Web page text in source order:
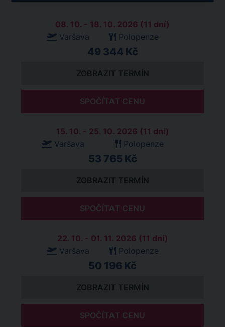
08. 10. - 18. 10. 2026 (11 dní)
Varšava
Polopenze
49 344 Kč
ZOBRAZIT TERMÍN
SPOČÍTAT CENU
15. 10. - 25. 10. 2026 (11 dní)
Varšava
Polopenze
53 765 Kč
ZOBRAZIT TERMÍN
SPOČÍTAT CENU
22. 10. - 01. 11. 2026 (11 dní)
Varšava
Polopenze
50 196 Kč
ZOBRAZIT TERMÍN
SPOČÍTAT CENU